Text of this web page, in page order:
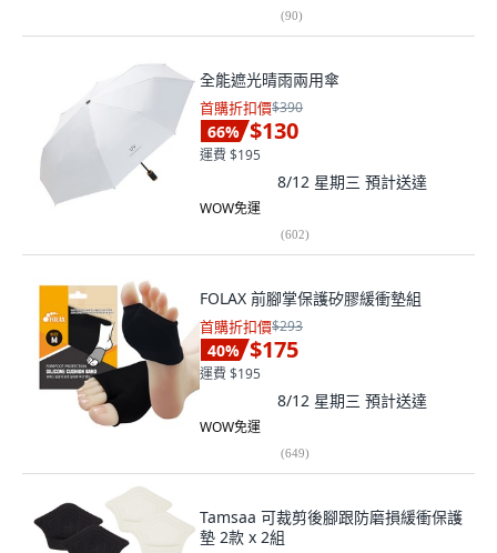
(90)
全能遮光晴雨兩用傘
首購折扣價$390
66% $130
運費 $195
8/12 星期三 預計送達
WOW免運
(602)
FOLAX 前腳掌保護矽膠緩衝墊組
首購折扣價$293
40% $175
運費 $195
8/12 星期三 預計送達
WOW免運
(649)
Tamsaa 可裁剪後腳跟防磨損緩衝保護
墊 2款 x 2組